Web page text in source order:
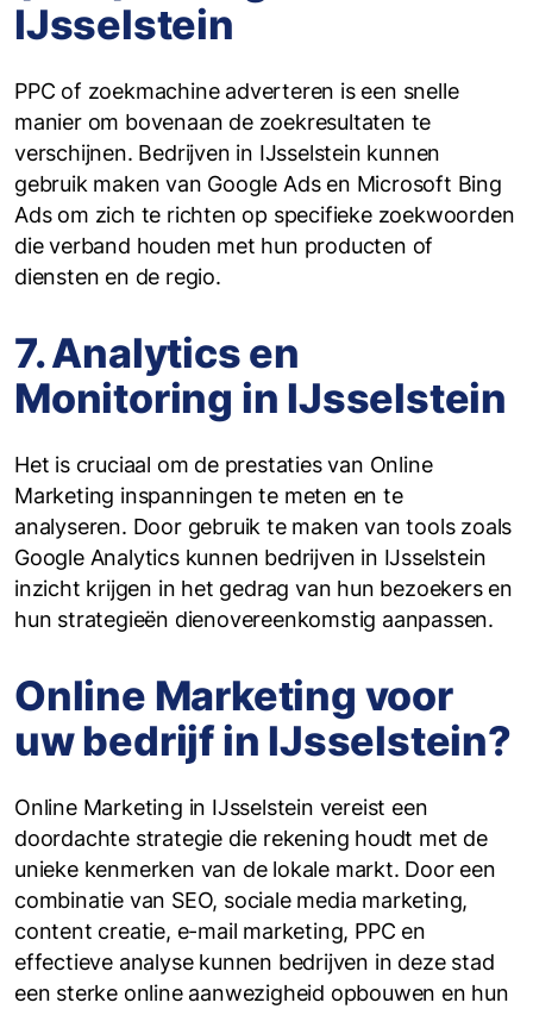
IJsselstein
PPC of zoekmachine adverteren is een snelle
manier om bovenaan de zoekresultaten te
verschijnen. Bedrijven in IJsselstein kunnen
gebruik maken van Google Ads en Microsoft Bing
Ads om zich te richten op specifieke zoekwoorden
die verband houden met hun producten of
diensten en de regio.
7. Analytics en
Monitoring in IJsselstein
Het is cruciaal om de prestaties van Online
Marketing inspanningen te meten en te
analyseren. Door gebruik te maken van tools zoals
Google Analytics kunnen bedrijven in IJsselstein
inzicht krijgen in het gedrag van hun bezoekers en
hun strategieën dienovereenkomstig aanpassen.
Online Marketing voor
uw bedrijf in IJsselstein?
Online Marketing in IJsselstein vereist een
doordachte strategie die rekening houdt met de
unieke kenmerken van de lokale markt. Door een
combinatie van SEO, sociale media marketing,
content creatie, e-mail marketing, PPC en
effectieve analyse kunnen bedrijven in deze stad
een sterke online aanwezigheid opbouwen en hun